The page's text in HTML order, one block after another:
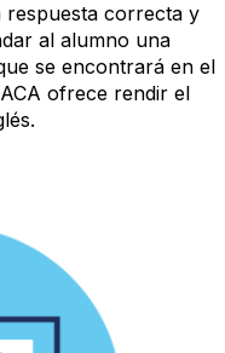
respuesta correcta y
al alumno una
se encontrará en el
ofrece rendir el